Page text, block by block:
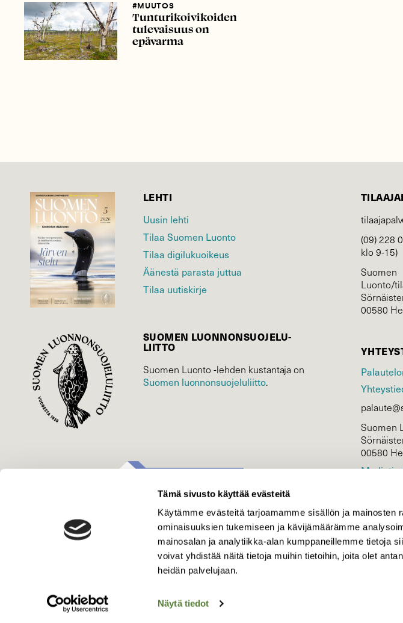
Tämä sivusto käyttää evästeitä
Käytämme evästeitä tarjoamamme sisällön ja mainosten
ominaisuuksien tukemiseen ja kävijämäärämme
mainosalan ja analytiikka-alan kumppaneillemme tietoja
voivat yhdistää näitä tietoja muihin tietoihin, joita olet
heidän palvelujaan.
Näytä tiedot
#MUUTOS
Tunturikoivikoiden
tulevaisuus on
epävarma
LEHTI
Uusin lehti
Tilaa Suomen Luonto
Tilaa digilukuoikeus
Äänestä parasta juttua
Tilaa uutiskirje
SUOMEN LUONNON­SUOJELU­
LIITTO
Suomen Luonto -lehden kustantaja on
Suomen luonnonsuojelu­liitto.
(09) 228
klo 9-15)
Suomen
Luonto/
00580
Suomen
00580